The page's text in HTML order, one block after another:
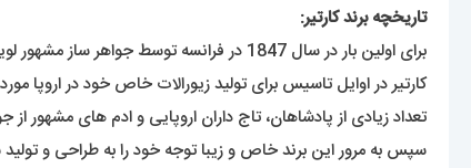
تاریخچه برند کارتیر:
برای اولین بار در سال 1847 در فرانسه توسط جواهر ساز مشهور لوییس فرانسوا کارتیر راه اندازی شد.
کارتیر در اوایل تاسیس برای تولید زیورالات خاص خود در اروپا
تعداد زیادی از پادشاهان، تاج داران اروپایی و ادم های مشهور از
سپس به مرور این برند خاص و زیبا توجه خود را به طراحی و